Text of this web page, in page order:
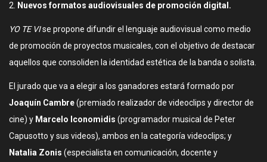
2.
Nuevos formatos audiovisuales de promoción digital.
YO TE VIse propone difundir el lenguaje audiovisual como medio
de promoción de proyectos musicales, con el objetivo de destacar
aquellos que consoliden la identidad estética de la banda o solista.
El jurado que va a elegir a los ganadores estará formado por
Joaquín Cambre(premiado realizador de videoclips y director de
cine) y Marcelo Iconomidis (programador musical de Peter
Capusotto y sus videos), ambos en la categoría videoclips; y
Natalia Zonis (especialista en comunicación, docente y